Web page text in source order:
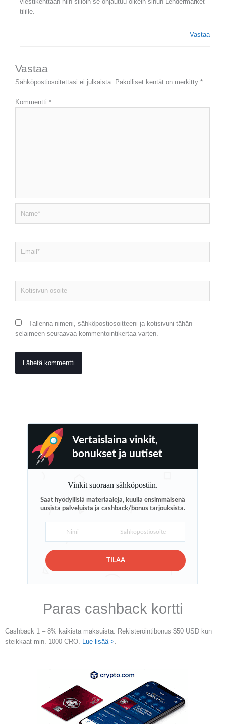
tilille.
Vastaa
Vastaa
Sähköpostiosoitettasi ei julkaista. Pakolliset kentät on merkitty *
Kommentti *
osoite
Tallenna nimeni, sähköpostiosoitteeni ja kotisivuni tähän
selaimeen seuraavaa kommentointikertaa varten.
Vertaislaina vinkit,
bonukset ja uutiset
Vinkit suoraan sähköpostiin.
Saat hyödyllisiä materiaaleja, kuulla ensimmäisenä
uusista palveluista ja cashback/bonus tarjouksista.
TILAA
Paras cashback kortti
Cashback 1 – 8% kaikista maksuista. Rekisteröintibonus $50 USD kun
steikkaat min. 1000 CRO. Lue lisää >